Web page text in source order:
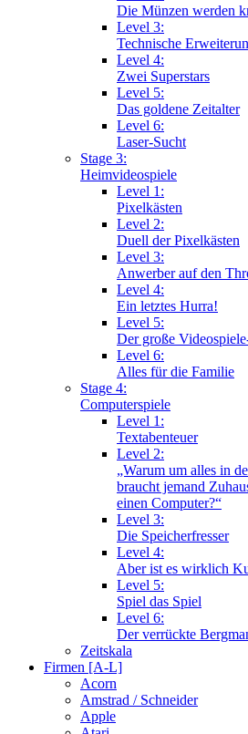
Die Münzen werden
Level 3:
Technische
Level 4:
Zwei Superstars
Level 5:
Das goldene Zeitalter
Level 6:
Laser-Sucht
Stage 3:
Heimvideospiele
Level 1:
Pixelkästen
Level 2:
Duell der Pixelkästen
Level 3:
Anwerber auf den
Level 4:
Ein letztes Hurra!
Level 5:
Der große
Level 6:
Alles für die Familie
Stage 4:
Computerspiele
Level 1:
Textabenteuer
Level 2:
„Warum um alles in
braucht jemand
einen Computer?“
Level 3:
Die Speicherfresser
Level 4:
Aber ist es wirklich
Level 5:
Spiel das Spiel
Level 6:
Der verrückte
Zeitskala
Firmen [A-L]
Acorn
Amstrad / Schneider
Apple